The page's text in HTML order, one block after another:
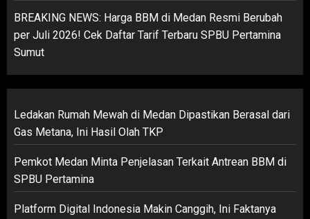
BREAKING NEWS: Harga BBM di Medan Resmi Berubah
per Juli 2026! Cek Daftar Tarif Terbaru SPBU Pertamina
Sumut
Ledakan Rumah Mewah di Medan Dipastikan Berasal dari
Gas Metana, Ini Hasil Olah TKP
Pemkot Medan Minta Penjelasan Terkait Antrean BBM di
SPBU Pertamina
Platform Digital Indonesia Makin Canggih, Ini Faktanya